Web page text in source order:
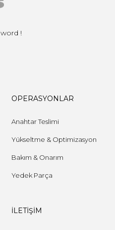
!
OPERASYONLAR
Anahtar Teslimi
Yükseltme & Optimizasyon
Bakım & Onarım
Yedek Parça
İLETİŞİM